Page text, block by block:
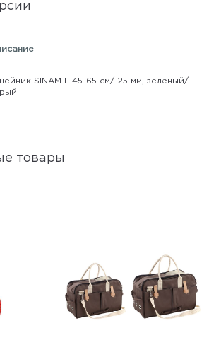
SINAM L 45-65 см/ 25 мм, зелёный/
товары